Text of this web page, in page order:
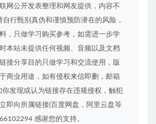
网公开发表整理和网友提供，内容不
行甄别真伪和谨慎预防潜在的风险，
，只做学习购买参考，如需进一步学
本站未提供任何视频、音频以及文档
接分享目的只做学习和交流使用，版
商业用途，如有侵权来信即删，邮箱
发现或认为链接存在违规侵权，触犯
即向所属链接(百度网盘，阿里云盘等
感谢您的支持。